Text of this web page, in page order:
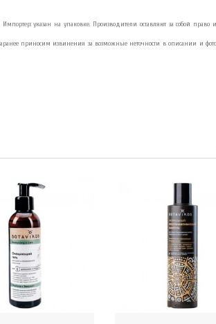
указан на упаковке. Производители оставляют за собой право
приносим извинения за возможные неточности в описании и